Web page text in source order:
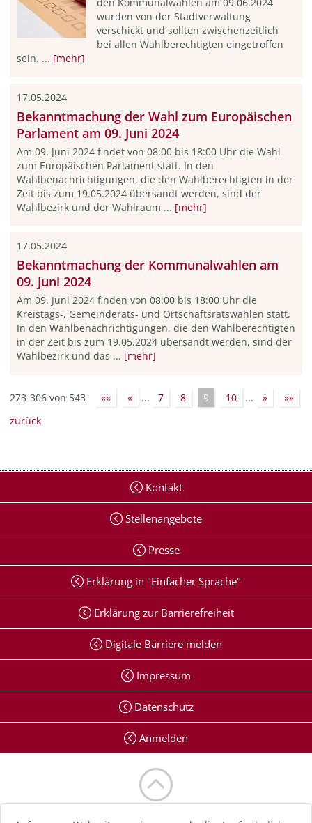
den Kommunalwahlen am 09.06.2024
wurden von der Stadtverwaltung
verschickt und sollten zwischenzeitlich
bei allen Wahlberechtigten eingetroffen
sein. ... [mehr]
17.05.2024
Bekanntmachung der Wahl zum Europäischen
Parlament am 09. Juni 2024
Am 09. Juni 2024 findet von 08:00 bis 18:00 Uhr die Wahl
zum Europäischen Parlament statt. In den
Wahlbenachrichtigungen, die den Wahlberechtigten in der
Zeit bis zum 19.05.2024 übersandt werden, sind der
Wahlbezirk und der Wahlraum ... [mehr]
17.05.2024
Bekanntmachung der Kommunalwahlen am
09. Juni 2024
Am 09. Juni 2024 finden von 08:00 bis 18:00 Uhr die
Kreistags-, Gemeinderats- und Ortschaftsratswahlen statt.
In den Wahlbenachrichtigungen, die den Wahlberechtigten
in der Zeit bis zum 19.05.2024 übersandt werden, sind der
Wahlbezirk und das ... [mehr]
273-306 von 543 «« « ... 7 8 9 10 ... »
»»
zurück
Kontakt
Stellenangebote
Presse
Erklärung in "Einfacher Sprache"
Erklärung zur Barrierefreiheit
Digitale Barriere melden
Impressum
Datenschutz
Anmelden